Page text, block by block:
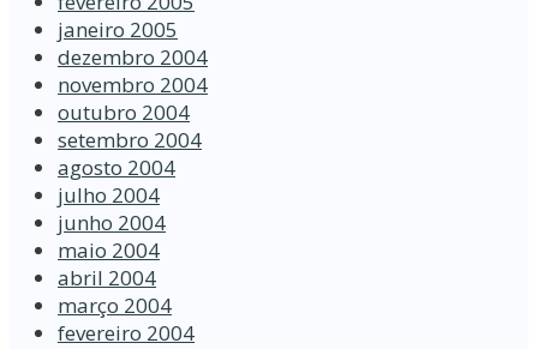
janeiro 2005
dezembro 2004
novembro 2004
outubro 2004
setembro 2004
agosto 2004
julho 2004
junho 2004
maio 2004
abril 2004
março 2004
fevereiro 2004